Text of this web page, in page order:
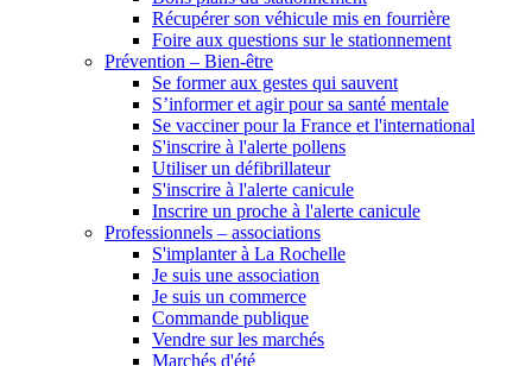
Récupérer son véhicule mis en fourrière
Foire aux questions sur le stationnement
Prévention – Bien-être
Se former aux gestes qui sauvent
S’informer et agir pour sa santé mentale
Se vacciner pour la France et l'international
S'inscrire à l'alerte pollens
Utiliser un défibrillateur
S'inscrire à l'alerte canicule
Inscrire un proche à l'alerte canicule
Professionnels – associations
S'implanter à La Rochelle
Je suis une association
Je suis un commerce
Commande publique
Vendre sur les marchés
Marchés d'été